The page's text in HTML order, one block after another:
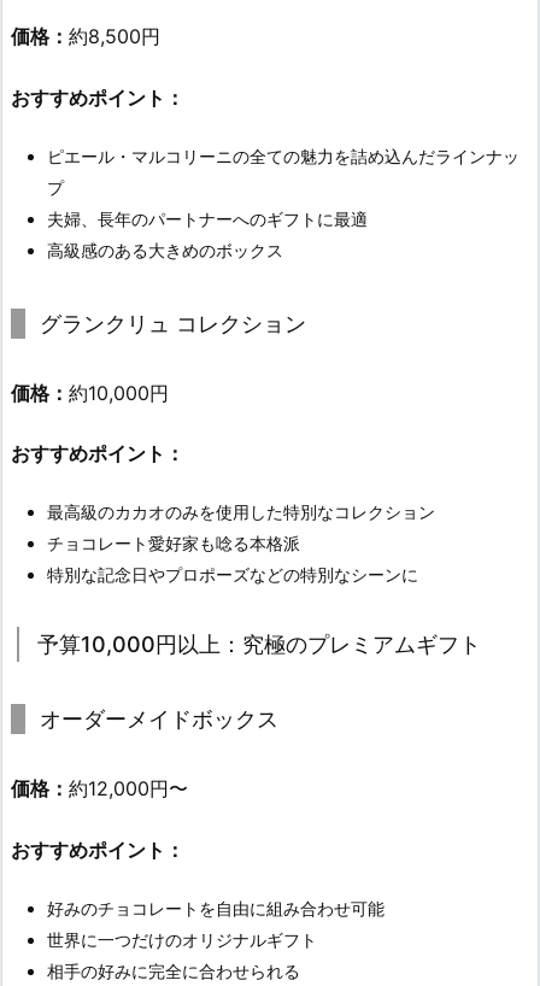
価格： 約8,500円
おすすめポイント：
ピエール・マルコリーニの全ての魅力を詰め込んだラインナッ
プ
夫婦、長年のパートナーへのギフトに最適
高級感のある大きめのボックス
グランクリュ コレクション
価格： 約10,000円
おすすめポイント：
最高級のカカオのみを使用した特別なコレクション
チョコレート愛好家も唸る本格派
特別な記念日やプロポーズなどの特別なシーンに
予算10,000円以上：究極のプレミアムギフト
オーダーメイドボックス
価格： 約12,000円〜
おすすめポイント：
好みのチョコレートを自由に組み合わせ可能
世界に一つだけのオリジナルギフト
相手の好みに完全に合わせられる